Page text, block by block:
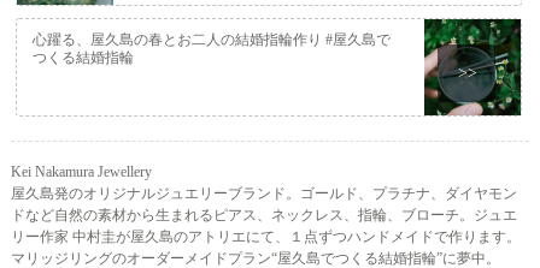
>>
心躍る、屋久島の春とお二人の結婚指輪作り #屋久島で
つくる結婚指輪
Kei Nakamura Jewellery
屋久島発のオリジナルジュエリーブランド。ゴールド、プラチナ、ダイヤモン
ドなど自然の素材から生まれるピアス、ネックレス、指輪、ブローチ。ジュエ
リー作家 中村圭が屋久島のアトリエにて、１点ずつハンドメイドで作ります。
マリッジリングのオーダーメイドプラン“屋久島でつくる結婚指輪”に夢中。